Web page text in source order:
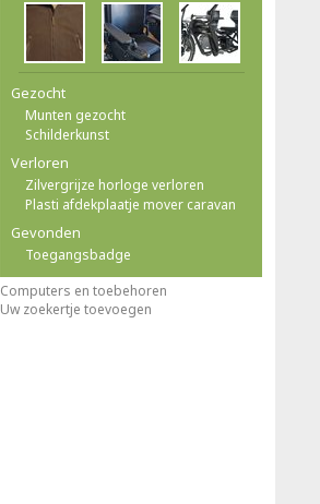
Gezocht
Munten gezocht
Schilderkunst
Verloren
Zilvergrijze horloge verloren
Plasti afdekplaatje mover caravan
Gevonden
Toegangsbadge
Computers en toebehoren
Uw zoekertje toevoegen